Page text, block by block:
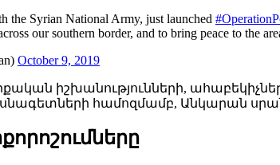
the Syrian National Army, just launched
our southern border, and to bring peace to the
October 9, 2019
իշխանությունների,
համոզմամբ, Անկարան